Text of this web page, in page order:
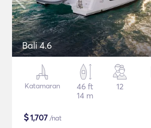
Bali 4.6
Katamaran
46 ft
14 m
12
$1,707 /nat